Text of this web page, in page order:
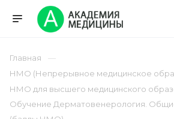
Главная
НМО (Непрерывное медицинское
НМО для высшего медицинского
Обучение Дерматовенерология.